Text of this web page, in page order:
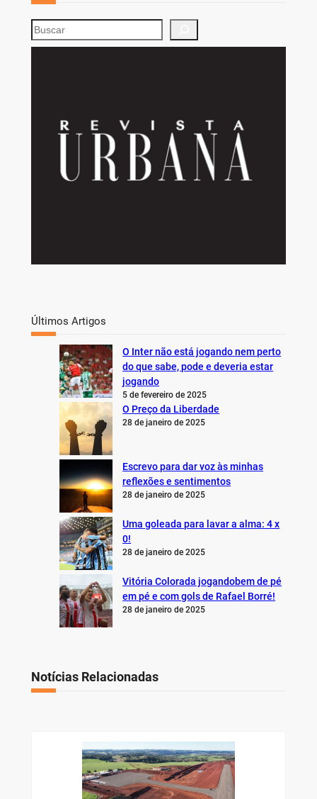
S
e
Últimos Artigos
O Inter não está jogando nem perto
do que sabe, pode e deveria estar
jogando
5 de fevereiro de 2025
O Preço da Liberdade
28 de janeiro de 2025
Escrevo para dar voz às minhas
reflexões e sentimentos
28 de janeiro de 2025
Uma goleada para lavar a alma: 4 x
0!
28 de janeiro de 2025
Vitória Colorada jogandobem de pé
em pé e com gols de Rafael Borré!
28 de janeiro de 2025
Notícias Relacionadas